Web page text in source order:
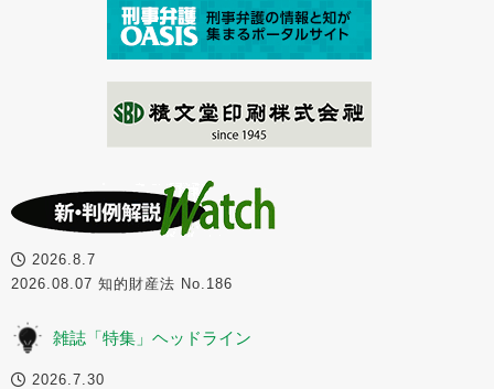
2026.8.7
2026.08.07 知的財産法 No.186
雑誌「特集」ヘッドライン
2026.7.30